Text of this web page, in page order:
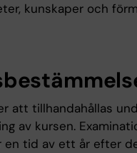
kunskaper och
att tillhandahållas
av kursen.
en tid av ett år efter